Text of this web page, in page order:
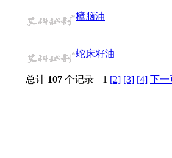
樟脑油
蛇床籽油
总计 107 个记录 1 [2] [3] [4] 下一